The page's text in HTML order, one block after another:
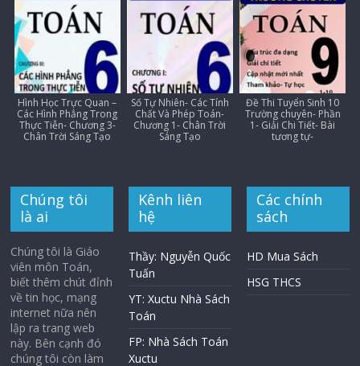
Hình Học Trực Quan –
Các Hình Phẳng Trong
Thực Tiễn- Chương 3-
Chân Trời Sáng Tạo
Số Tự Nhiên- Các Tính
Chất Và Phép Toán-
Chương 1- Chân Trời
Sáng Tạo
Đề Thi Tuyển Sinh 10
Trường chuyên- Phần
1- Giải Chi Tiết- Bài
tương tự-
Chúng tôi
là ai
Chúng tôi là Giáo
viên môn Toán,
biết thêm chút đỉnh
về tin học, mạng
internet nữa nên
lập ra trang web
này. Bên cạnh đó
chúng tôi còn làm
Kênh liên
hệ
Thầy: Nguyễn Quốc
Tuấn
YT: Xuctu Nhà Sách
Toán
FP: Nhà Sách Toán
Xuctu
Các chính
sách
HD Mua Sách
HSG THCS